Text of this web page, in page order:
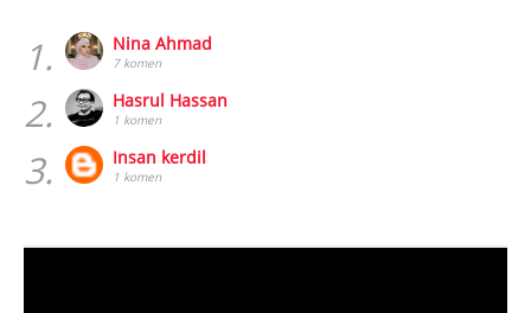
1. Nina Ahmad
7 komen
2. Hasrul Hassan
1 komen
3. Insan kerdil
1 komen